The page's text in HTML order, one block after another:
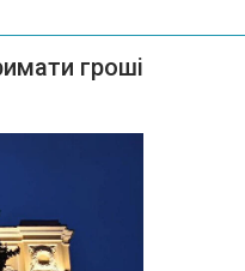
гроші